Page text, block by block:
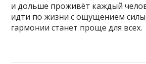
и дольше проживёт каждый
идти по жизни с ощущением
гармонии станет проще для всех.